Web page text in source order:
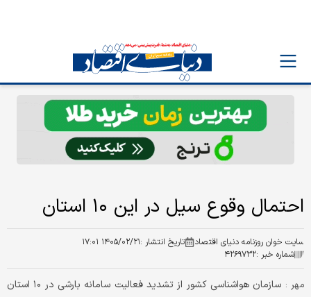
احتمال وقوع سیل در این ۱۰ استان
سایت خوان روزنامه دنیای اقتصاد تاریخ انتشار :۱۴۰۵/۰۲/۲۱ ۱۷:۰۱
شماره خبر :۴۲۶۹۷۳۲
مهر :
سازمان هواشناسی کشور از تشدید فعالیت سامانه بارشی در ۱۰ استان